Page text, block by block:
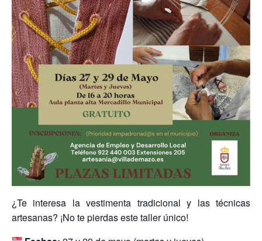
¿Te interesa la vestimenta tradicional y las técnicas
artesanas? ¡No te pierdas este taller único!